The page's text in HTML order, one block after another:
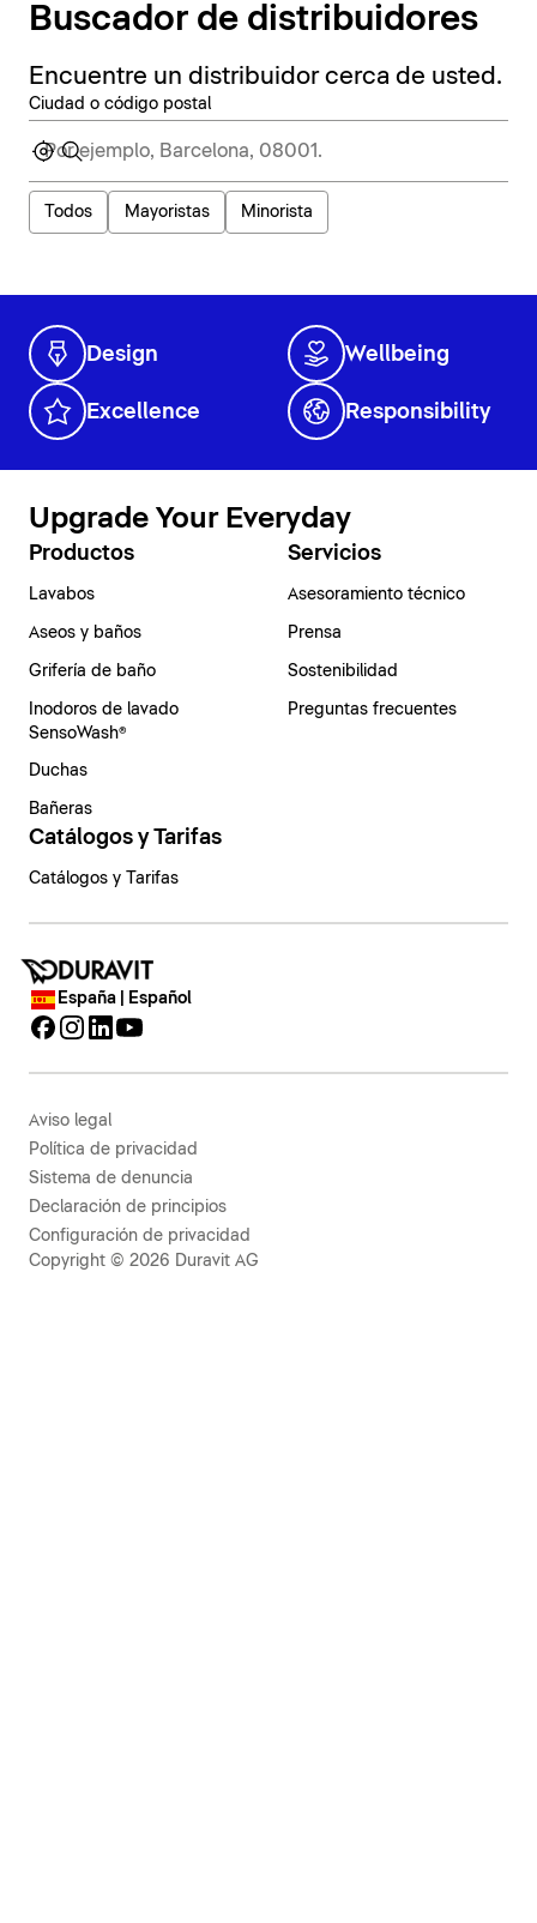
Buscador de distribuidores
Encuentre un distribuidor cerca de usted.
Ciudad o código postal
Todos Mayoristas Minorista
Design Wellbeing
Excellence Responsibility
Upgrade Your Everyday
Productos
Lavabos
Aseos y baños
Grifería de baño
Inodoros de lavado
SensoWash®
Duchas
Bañeras
Servicios
Asesoramiento técnico
Prensa
Sostenibilidad
Preguntas frecuentes
Catálogos y Tarifas
Catálogos y Tarifas
España | Español
Aviso legal
Política de privacidad
Sistema de denuncia
Declaración de principios
Configuración de privacidad
Copyright © 2026 Duravit AG